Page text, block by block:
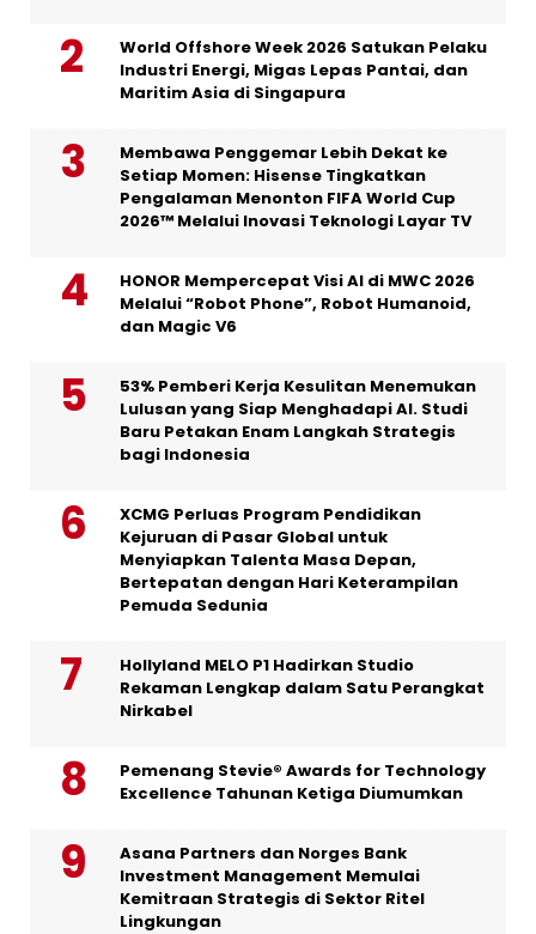
World Offshore Week 2026 Satukan Pelaku
Industri Energi, Migas Lepas Pantai, dan
Maritim Asia di Singapura
Membawa Penggemar Lebih Dekat ke
Setiap Momen: Hisense Tingkatkan
Pengalaman Menonton FIFA World Cup
2026™ Melalui Inovasi Teknologi Layar TV
HONOR Mempercepat Visi AI di MWC 2026
Melalui “Robot Phone”, Robot Humanoid,
dan Magic V6
53% Pemberi Kerja Kesulitan Menemukan
Lulusan yang Siap Menghadapi AI. Studi
Baru Petakan Enam Langkah Strategis
bagi Indonesia
XCMG Perluas Program Pendidikan
Kejuruan di Pasar Global untuk
Menyiapkan Talenta Masa Depan,
Bertepatan dengan Hari Keterampilan
Pemuda Sedunia
Hollyland MELO P1 Hadirkan Studio
Rekaman Lengkap dalam Satu Perangkat
Nirkabel
Pemenang Stevie® Awards for Technology
Excellence Tahunan Ketiga Diumumkan
Asana Partners dan Norges Bank
Investment Management Memulai
Kemitraan Strategis di Sektor Ritel
Lingkungan